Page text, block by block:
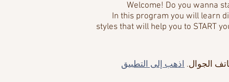
Welcome! Do you wanna
In this program you will learn
styles that will help you to START
الجوال. اذهب إلى التطبيق